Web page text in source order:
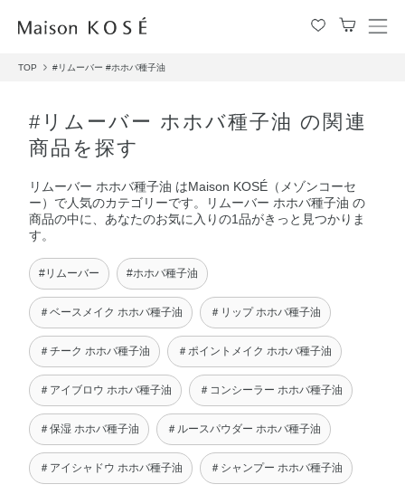
メ
TOP #リムーバー #ホホバ種子油
#リムーバー ホホバ種子油 の関連
商品を探す
リムーバー ホホバ種子油 はMaison KOSÉ（メゾンコーセ
ー）で人気のカテゴリーです。リムーバー ホホバ種子油 の
商品の中に、あなたのお気に入りの1品がきっと見つかりま
す。
#リムーバー #ホホバ種子油
＃ベースメイク ホホバ種子油 ＃リップ ホホバ種子油
＃チーク ホホバ種子油 ＃ポイントメイク ホホバ種子油
＃アイブロウ ホホバ種子油 ＃コンシーラー ホホバ種子油
＃保湿 ホホバ種子油 ＃ルースパウダー ホホバ種子油
＃アイシャドウ ホホバ種子油 ＃シャンプー ホホバ種子油